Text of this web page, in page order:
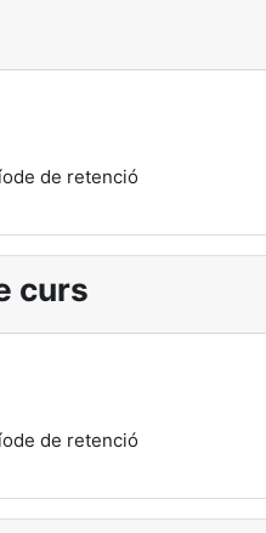
de retenció
curs
de retenció